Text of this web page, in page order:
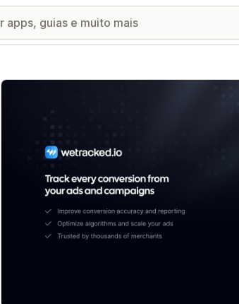
Galeria de imagens em destaque